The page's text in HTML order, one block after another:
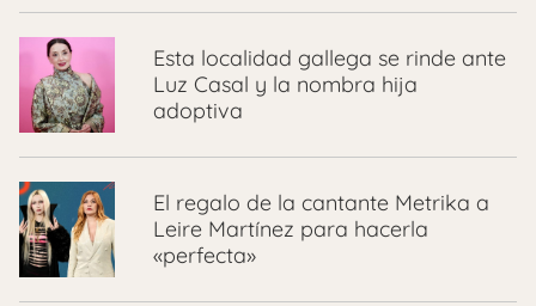
Esta localidad gallega se rinde ante
Luz Casal y la nombra hija
adoptiva
El regalo de la cantante Metrika a
Leire Martínez para hacerla
«perfecta»